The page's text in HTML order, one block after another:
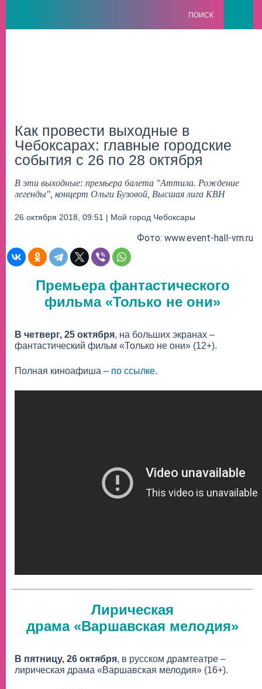
ПОИСК
Как провести выходные в
Чебоксарах: главные городские
события с 26 по 28 октября
В эти выходные: премьера балета "Аттила. Рождение
легенды", концерт Ольги Бузовой, Высшая лига КВН
26 октября 2018, 09:51 | Мой город Чебоксары
Фото: www.event-hall-vrn.ru
Премьера фантастического
фильма «Только не они»
В четверг, 25 октября, на больших экранах –
фантастический фильм «Только не они» (12+).
Полная киноафиша – по ссылке.
Лирическая
драма «Варшавская мелодия»
В пятницу, 26 октября, в русском драмтеатре –
лирическая драма «Варшавская мелодия» (16+).